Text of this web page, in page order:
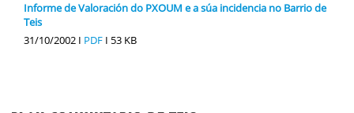
Informe de Valoración do PXOUM e a súa incidencia no Barrio de
Teis
31/10/2002 I PDF I 53 KB